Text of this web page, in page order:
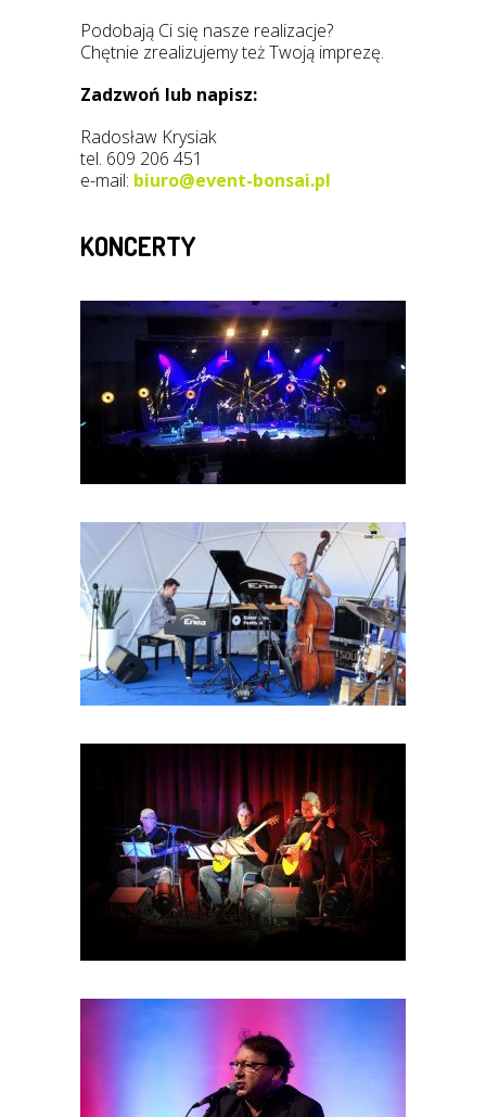
Podobają Ci się nasze realizacje?
Chętnie zrealizujemy też Twoją imprezę.
Zadzwoń lub napisz:
Radosław Krysiak
tel. 609 206 451
e-mail: biuro@event-bonsai.pl
KONCERTY